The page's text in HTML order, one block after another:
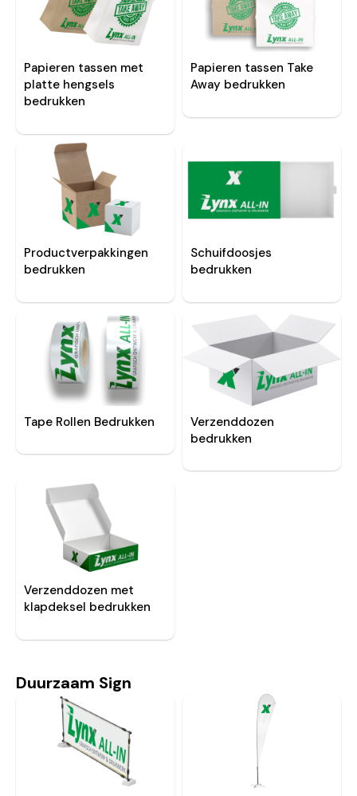
Papieren tassen met
platte hengsels
bedrukken
Papieren tassen Take
Away bedrukken
Productverpakkingen
bedrukken
Schuifdoosjes
bedrukken
Tape Rollen Bedrukken
Verzenddozen
bedrukken
Verzenddozen met
klapdeksel bedrukken
Duurzaam Sign